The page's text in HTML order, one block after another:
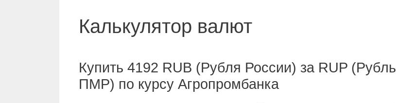
Калькулятор валют
Купить 4192 RUB (Рубля России) за RUP (Рубль
ПМР) по курсу Агропромбанка